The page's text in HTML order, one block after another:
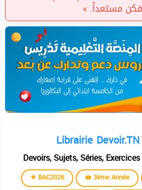
فكن مستعداً. »
Devoirs, Sujets, Séries, Exercices
BAC2026 3ème Année